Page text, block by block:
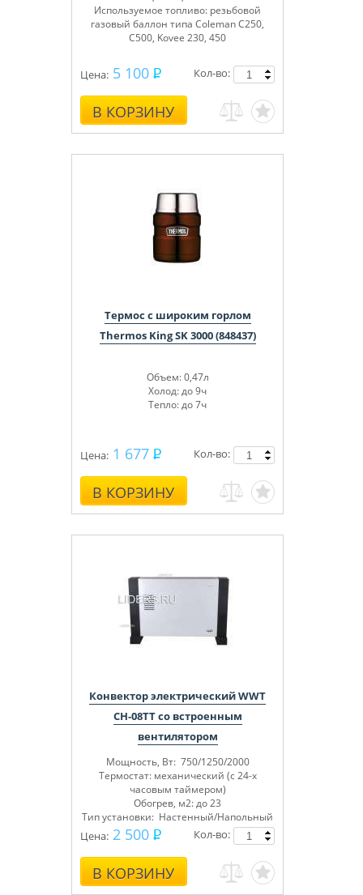
Используемое топливо: резьбовой
газовый баллон типа Coleman C250,
C500, Kovee 230, 450
Цена: 5 100
В КОРЗИНУ
Кол-во:
Термос с широким горлом
Thermos King SK 3000 (848437)
Объем: 0,47л
Холод: до 9ч
Тепло: до 7ч
Цена: 1 677
В КОРЗИНУ
Кол-во:
Конвектор электрический WWT
CH-08TT со встроенным
вентилятором
Мощность, Вт: 750/1250/2000
Термостат: механический (с 24-х
часовым таймером)
Обогрев, м2: до 23
Тип установки: Настенный/Напольный
Цена: 2 500
В КОРЗИНУ
Кол-во: